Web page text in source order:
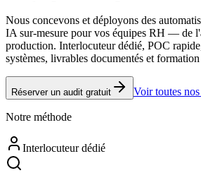
Nous concevons et déployons des
IA sur-mesure pour vos équipes RH — de
production. Interlocuteur dédié, POC
systèmes, livrables documentés et
Réserver un audit gratuit Voir toutes
Notre méthode
Interlocuteur dédié